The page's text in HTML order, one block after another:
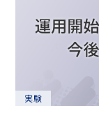
実験